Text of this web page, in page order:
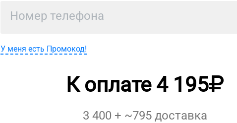
У меня есть Промокод!
К оплате 4 195
3 400 + ~795доставка